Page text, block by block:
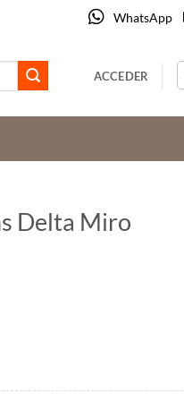
WhatsApp
ACCEDER
Delta Miro